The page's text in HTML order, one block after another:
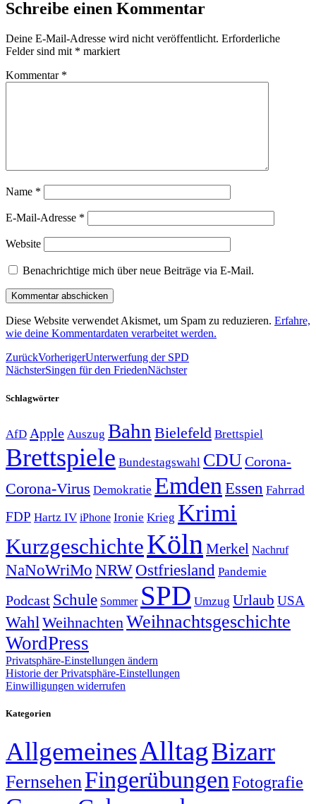
Schreibe einen Kommentar
Deine E-Mail-Adresse wird nicht veröffentlicht. Erforderliche
Felder sind mit * markiert
Kommentar *
Name *
E-Mail-Adresse *
Website
Benachrichtige mich über neue Beiträge via E-Mail.
Diese Website verwendet Akismet, um Spam zu reduzieren. Erfahre,
wie deine Kommentardaten verarbeitet werden.
ZurückVorherigerUnterwerfung der SPD
NächsterSingen für den FriedenNächster
Schlagwörter
AfD Apple Auszug Bahn Bielefeld Brettspiel
Brettspiele Bundestagswahl CDUCorona-
Corona-Virus Demokratie Emden Essen Fahrrad
FDP Hartz IV iPhone Ironie Krieg Krimi
KurzgeschichteKöln Merkel Nachruf
NaNoWriMo NRWOstfriesland Pandemie
Podcast Schule Sommer SPD Umzug Urlaub USA
Wahl Weihnachten Weihnachtsgeschichte
WordPress
Privatsphäre-Einstellungen ändern
Historie der Privatsphäre-Einstellungen
Einwilligungen widerrufen
Kategorien
AllgemeinesAlltagBizarr
FernsehenFingerübungen Fotografie